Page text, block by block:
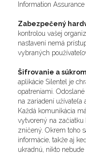
Information Assurance
Zabezpečený
kontrolou vašej
nastavení nemá
vybraných
Šifrovanie a
aplikácie Silentel je
opatreniami.
na zariadení užívateľa
Každá komunikácia
vytvorený na začiatku
zničený. Okrem toho
informácie, takže aj
ukradnú, nikto